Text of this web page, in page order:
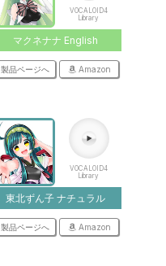
VOCALOID4
Library
マクネナナ English
製品ページへ Amazon
VOCALOID4
Library
東北ずん子 ナチュラル
製品ページへ Amazon